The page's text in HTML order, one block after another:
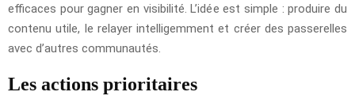
efficaces pour gagner en visibilité. L’idée est simple : produire du
contenu utile, le relayer intelligemment et créer des passerelles
avec d’autres communautés.
Les actions prioritaires